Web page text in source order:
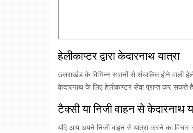
हेलीकाप्टर द्वारा केदारनाथ यात्रा
उत्तराखंड के विभिन्न स्थानों से संचालित होने
केदारनाथ के लिए हेलीकाप्टर सेवा प्राप्त कर सकते
टैक्सी या निजी वाहन से केदारनाथ
यदि आप अपने निजी वाहन से यात्रा करने का